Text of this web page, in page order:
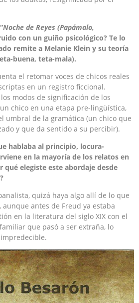
“Noche de Reyes (Papámalo,
con un guiño psicológico? Te lo
remite a Melanie Klein y su teoría
buena, teta-mala).
el retomar voces de chicos reales
en un registro ficcional.
modos de significación de los
chico en una etapa pre-lingüística,
umbral de la gramática (un chico que
y que da sentido a su percibir).
hablaba al principio, locura-
en la mayoría de los relatos en
qué elegiste este abordaje desde
quizá haya algo allí de lo que
antes de Freud ya estaba
en la literatura del siglo XIX con el
que pasó a ser extraña, lo